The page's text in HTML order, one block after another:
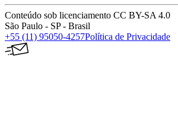
Conteúdo sob licenciamento CC BY-SA 4.0
São Paulo - SP - Brasil
+55 (11) 95050-4257Política de Privacidade